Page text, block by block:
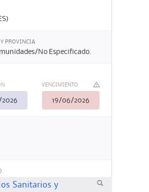
PROVINCIA
No Especificado.
VENCIMIENTO
19/06/2026
Sanitarios y